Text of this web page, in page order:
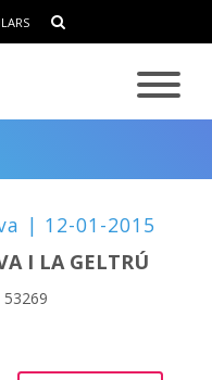
| 12-01-2015
I LA GELTRÚ